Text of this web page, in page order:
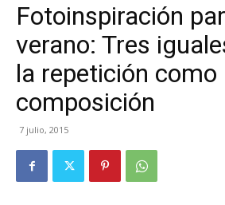
Fotoinspiración
verano: Tres
la repetición como
composición
7 julio, 2015